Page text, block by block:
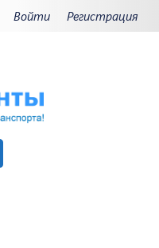
Войти Регистрация